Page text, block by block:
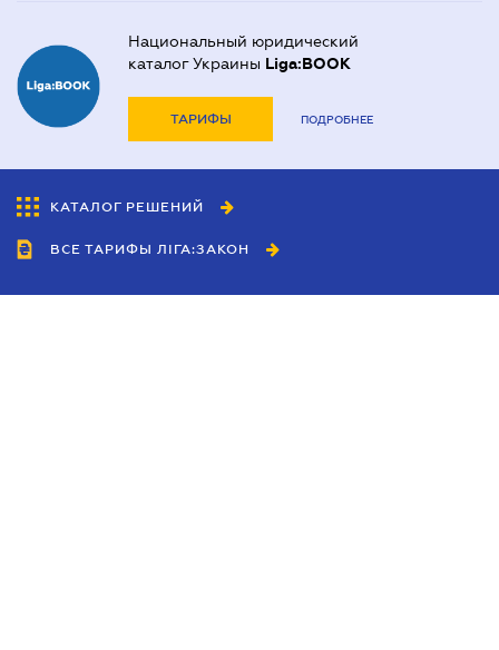
Национальный юридический
каталог Украины Liga:BOOK
ТАРИФЫ ПОДРОБНЕЕ
КАТАЛОГ РЕШЕНИЙ
ВСЕ ТАРИФЫ ЛІГА:ЗАКОН